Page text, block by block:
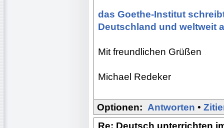
das Goethe-Institut
Deutschland und weltweit
Mit freundlichen Grüßen
Michael Redeker
Optionen: Antworten •
Re: Deutsch unterrichten